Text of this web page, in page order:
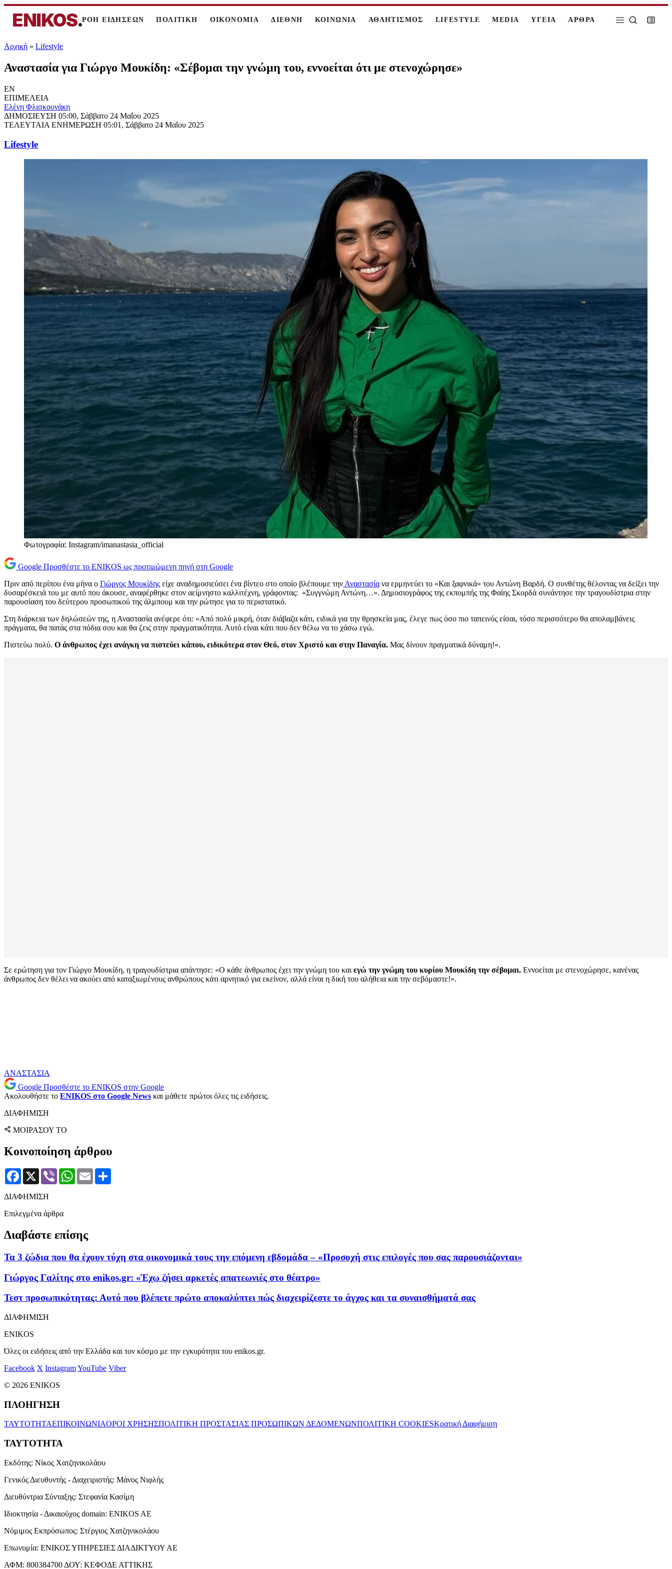
ENIKOS.ΡΟΗ ΕΙΔΗΣΕΩΝ ΠΟΛΙΤΙΚΗ ΟΙΚΟΝΟΜΙΑ ΔΙΕΘΝΗ ΚΟΙΝΩΝΙΑ ΑΘΛΗΤΙΣΜΟΣ LIFESTYLE MEDIA ΥΓΕΙΑ ΑΡΘΡΑ
Αρχική » Lifestyle
Αναστασία για Γιώργο Μουκίδη: «Σέβομαι την γνώμη του, εννοείται ότι με στενοχώρησε»
EN
ΕΠΙΜΕΛΕΙΑ
Ελένη Φλισκουνάκη
ΔΗΜΟΣΙΕΥΣΗ 05:00, Σάββατο 24 Μαΐου 2025
ΤΕΛΕΥΤΑΙΑ ΕΝΗΜΕΡΩΣΗ 05:01, Σάββατο 24 Μαΐου 2025
Lifestyle
Φωτογραφία: Instagram/imanastasia_official
Google Προσθέστε το ENIKOS ως προτιμώμενη πηγή στη Google
Πριν από περίπου ένα μήνα ο Γιώργος Μουκίδης είχε αναδημοσιεύσει ένα βίντεο στο οποίο βλέπουμε την Αναστασία να ερμηνεύει το «Και ξαφνικά» του Αντώνη Βαρδή. Ο συνθέτης θέλοντας να δείξει την
δυσαρέσκειά του με αυτό που άκουσε, αναφέρθηκε στον αείμνηστο καλλιτέχνη, γράφοντας: «Συγγνώμη Αντώνη…». Δημοσιογράφος της εκπομπής της Φαίης Σκορδά συνάντησε την τραγουδίστρια στην
παρουσίαση του δεύτερου προσωπικού της άλμπουμ και την ρώτησε για το περιστατικό.
Στη διάρκεια των δηλώσεών της, η Αναστασία ανέφερε ότι: «Από πολύ μικρή, όταν διάβαζα κάτι, ειδικά για την θρησκεία μας, έλεγε πως όσο πιο ταπεινός είσαι, τόσο περισσότερο θα απολαμβάνεις
πράγματα, θα πατάς στα πόδια σου και θα ζεις στην πραγματικότητα. Αυτό είναι κάτι που δεν θέλω να το χάσω εγώ.
Πιστεύω πολύ. Ο άνθρωπος έχει ανάγκη να πιστεύει κάπου, ειδικότερα στον Θεό, στον Χριστό και στην Παναγία. Μας δίνουν πραγματικά δύναμη!».
Σε ερώτηση για τον Γιώργο Μουκίδη, η τραγουδίστρια απάντησε: «Ο κάθε άνθρωπος έχει την γνώμη του και εγώ την γνώμη του κυρίου Μουκίδη την σέβομαι. Εννοείται με στενοχώρησε, κανένας
άνθρωπος δεν θέλει να ακούει από καταξιωμένους ανθρώπους κάτι αρνητικό για εκείνον, αλλά είναι η δική του αλήθεια και την σεβόμαστε!».
ΑΝΑΣΤΑΣΙΑ
Google Προσθέστε το ENIKOS στην Google
Ακολουθήστε το ENIKOS στο Google News και μάθετε πρώτοι όλες τις ειδήσεις.
ΔΙΑΦΗΜΙΣΗ
ΜΟΙΡΑΣΟΥ ΤΟ
Κοινοποίηση άρθρου
Facebook
X Viber WhatsApp
Email
ΔΙΑΦΗΜΙΣΗ
Επιλεγμένα άρθρα
Διαβάστε επίσης
Τα 3 ζώδια που θα έχουν τύχη στα οικονομικά τους την επόμενη εβδομάδα – «Προσοχή στις επιλογές που σας παρουσιάζονται»
Γιώργος Γαλίτης στο enikos.gr: «Έχω ζήσει αρκετές απατεωνιές στο θέατρο»
Τεστ προσωπικότητας: Αυτό που βλέπετε πρώτο αποκαλύπτει πώς διαχειρίζεστε το άγχος και τα συναισθήματά σας
ΔΙΑΦΗΜΙΣΗ
ENIKOS
Όλες οι ειδήσεις από την Ελλάδα και τον κόσμο με την εγκυρότητα του enikos.gr.
Facebook X InstagramYouTube Viber
© 2026 ENIKOS
ΠΛΟΗΓΗΣΗ
ΤΑΥΤΟΤΗΤΑΕΠΙΚΟΙΝΩΝΙΑΟΡΟΙ ΧΡΗΣΗΣΠΟΛΙΤΙΚΗ ΠΡΟΣΤΑΣΙΑΣ ΠΡΟΣΩΠΙΚΩΝ ΔΕΔΟΜΕΝΩΝΠΟΛΙΤΙΚΗ COOKIESΚρατική Διαφήμιση
ΤΑΥΤΟΤΗΤΑ
Εκδότης: Νίκος Χατζηνικολάου
Γενικός Διευθυντής - Διαχειριστής: Μάνος Νιφλής
Διευθύντρια Σύνταξης: Στεφανία Κασίμη
Ιδιοκτησία - Δικαιούχος domain: ENIKOS AE
Νόμιμος Εκπρόσωπος: Στέργιος Χατζηνικολάου
Επωνυμία: ΕΝΙΚΟΣ ΥΠΗΡΕΣΙΕΣ ΔΙΑΔΙΚΤΥΟΥ ΑΕ
ΑΦΜ: 800384700 ΔΟΥ: ΚΕΦΟΔΕ ΑΤΤΙΚΗΣ